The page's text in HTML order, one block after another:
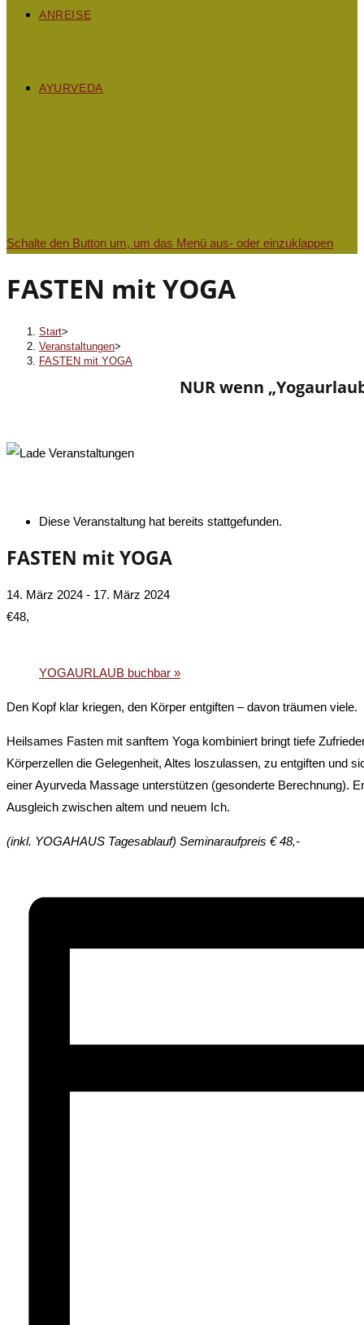
ANREISE
AYURVEDA
Schalte den Button um, um das Menü aus- oder einzuklappen
FASTEN mit YOGA
Start>
Veranstaltungen>
FASTEN mit YOGA
NUR wenn
Diese Veranstaltung hat bereits stattgefunden.
FASTEN mit YOGA
14. März 2024 - 17. März 2024
€48,
YOGAURLAUB buchbar »
Den Kopf klar kriegen, den Körper entgiften – davon träumen viele.
Heilsames Fasten mit sanftem Yoga kombiniert bringt tiefe
Körperzellen die Gelegenheit, Altes loszulassen, zu entgiften und
einer Ayurveda Massage unterstützen (gesonderte Berechnung).
Ausgleich zwischen altem und neuem Ich.
(inkl. YOGAHAUS Tagesablauf) Seminaraufpreis € 48,-